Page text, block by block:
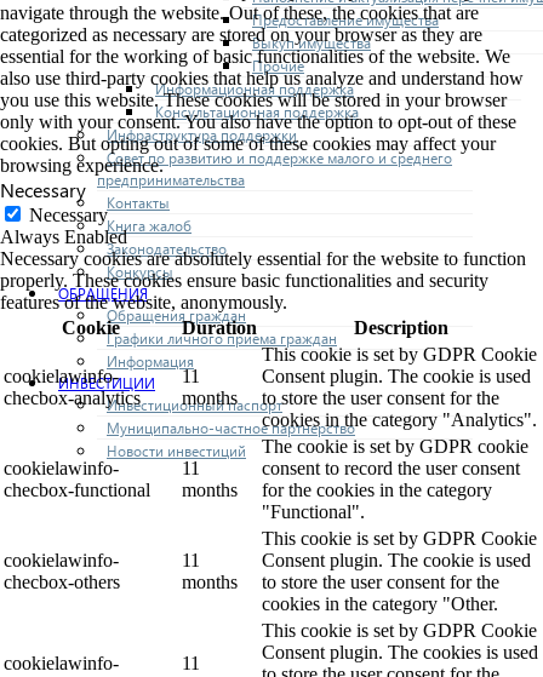
Предоставление имущества
Выкуп имущества
Прочие
Информационная поддержка
Консультационная поддержка
Инфраструктура поддержки
Совет по развитию и поддержке малого и среднего
предпринимательства
Контакты
Книга жалоб
Законодательство
Конкурсы
ОБРАЩЕНИЯ
Обращения граждан
Графики личного приема граждан
Информация
ИНВЕСТИЦИИ
Инвестиционный паспорт
Муниципально-частное партнерство
Новости инвестиций
navigate through the website. Out of these, the cookies that are
categorized as necessary are stored on your browser as they are
essential for the working of basic functionalities of the website. We
also use third-party cookies that help us analyze and understand how
you use this website. These cookies will be stored in your browser
only with your consent. You also have the option to opt-out of these
cookies. But opting out of some of these cookies may affect your
browsing experience.
Necessary
Necessary
Always Enabled
Necessary cookies are absolutely essential for the website to function
properly. These cookies ensure basic functionalities and security
features of the website, anonymously.
Cookie
Duration Description
cookielawinfo-
checbox-analytics
11
months
This cookie is set by GDPR Cookie
Consent plugin. The cookie is used
to store the user consent for the
cookies in the category "Analytics".
cookielawinfo-
checbox-functional
11
months
The cookie is set by GDPR cookie
consent to record the user consent
for the cookies in the category
"Functional".
cookielawinfo-
checbox-others
11
months
This cookie is set by GDPR Cookie
Consent plugin. The cookie is used
to store the user consent for the
cookies in the category "Other.
cookielawinfo-
11
This cookie is set by GDPR Cookie
Consent plugin. The cookies is used